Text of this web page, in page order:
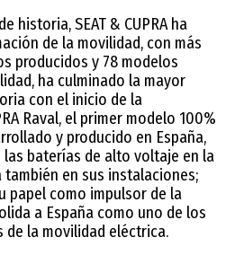
historia, SEAT & CUPRA ha
de la movilidad, con más
producidos y 78 modelos
ha culminado la mayor
con el inicio de la
Raval, el primer modelo 100%
y producido en España,
baterías de alto voltaje en la
en sus instalaciones;
papel como impulsor de la
a España como uno de los
de la movilidad eléctrica.